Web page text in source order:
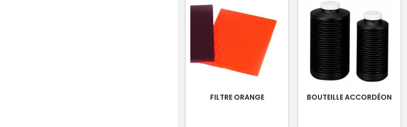
FILTRE ORANGE BOUTEILLE ACCORDÉON